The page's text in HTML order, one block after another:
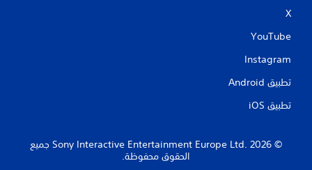
X
YouTube
Instagram
تطبيق Android‏
تطبيق iOS‏
‏© 2026 Sony Interactive Entertainment Europe Ltd.‎ جميع
الحقوق محفوظة.